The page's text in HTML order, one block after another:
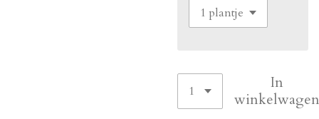
In
winkelwagen